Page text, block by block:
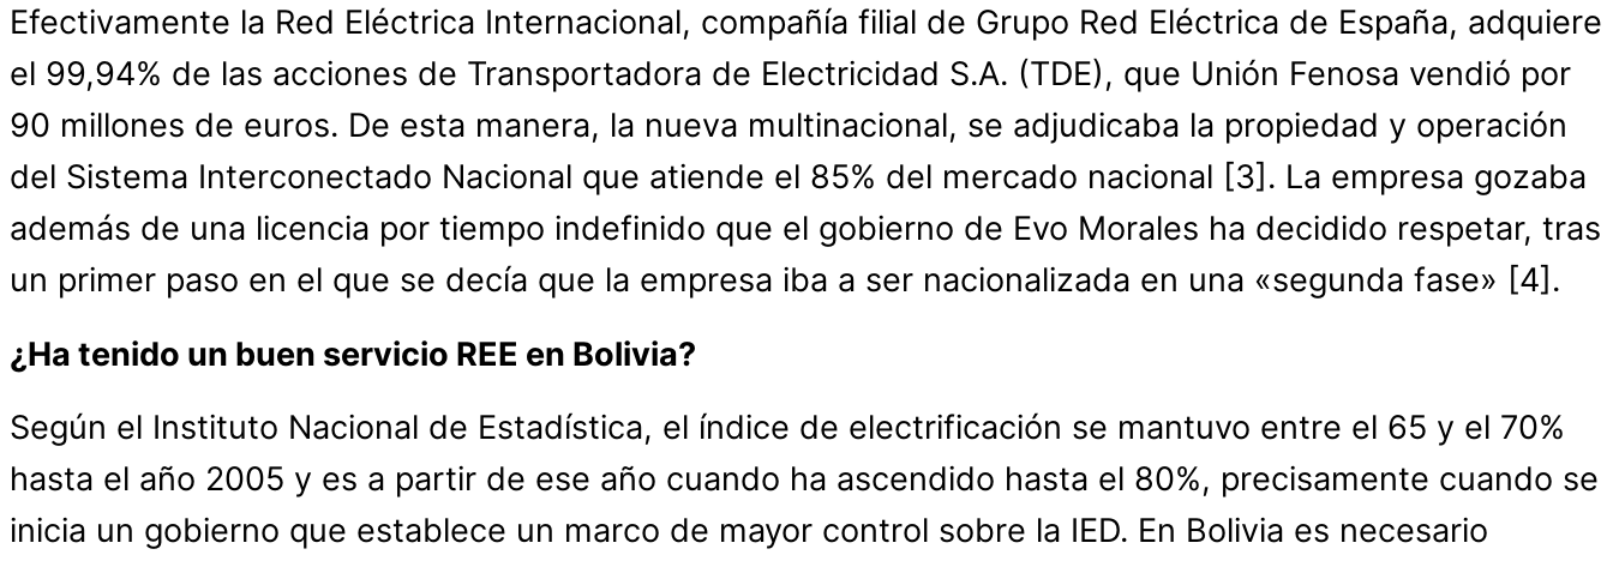
Efectivamente la Red Eléctrica Internacional, compañía filial de Grupo Red Eléctrica de España, adquiere
el 99,94% de las acciones de Transportadora de Electricidad S.A. (TDE), que Unión Fenosa vendió por
90 millones de euros. De esta manera, la nueva multinacional, se adjudicaba la propiedad y operación
del Sistema Interconectado Nacional que atiende el 85% del mercado nacional [3]. La empresa gozaba
además de una licencia por tiempo indefinido que el gobierno de Evo Morales ha decidido respetar, tras
un primer paso en el que se decía que la empresa iba a ser nacionalizada en una «segunda fase» [4].
¿Ha tenido un buen servicio REE en Bolivia?
Según el Instituto Nacional de Estadística, el índice de electrificación se mantuvo entre el 65 y el 70%
hasta el año 2005 y es a partir de ese año cuando ha ascendido hasta el 80%, precisamente cuando se
inicia un gobierno que establece un marco de mayor control sobre la IED. En Bolivia es necesario